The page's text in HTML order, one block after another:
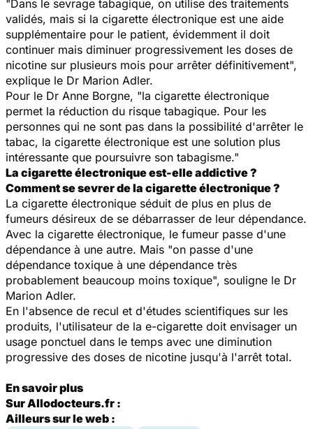
"Dans le sevrage tabagique, on utilise des traitements
validés, mais si la cigarette électronique est une aide
supplémentaire pour le patient, évidemment il doit
continuer mais diminuer progressivement les doses de
nicotine sur plusieurs mois pour arrêter définitivement",
explique le Dr Marion Adler.
Pour le Dr Anne Borgne, "la cigarette électronique
permet la réduction du risque tabagique. Pour les
personnes qui ne sont pas dans la possibilité d'arrêter le
tabac, la cigarette électronique est une solution plus
intéressante que poursuivre son tabagisme."
La cigarette électronique est-elle addictive ?
Comment se sevrer de la cigarette électronique ?
La cigarette électronique séduit de plus en plus de
fumeurs désireux de se débarrasser de leur dépendance.
Avec la cigarette électronique, le fumeur passe d'une
dépendance à une autre. Mais "on passe d'une
dépendance toxique à une dépendance très
probablement beaucoup moins toxique", souligne le Dr
Marion Adler.
En l'absence de recul et d'études scientifiques sur les
produits, l'utilisateur de la e-cigarette doit envisager un
usage ponctuel dans le temps avec une diminution
progressive des doses de nicotine jusqu'à l'arrêt total.
En savoir plus
Sur Allodocteurs.fr :
Ailleurs sur le web :